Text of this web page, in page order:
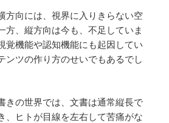
方向には、視界に入りきらない空
方、縦方向は今も、不足していま
覚機能や認知機能にも起因してい
ンツの作り方のせいでもあるでし
きの世界では、文書は通常縦長で
、ヒトが目線を左右して苦痛がな